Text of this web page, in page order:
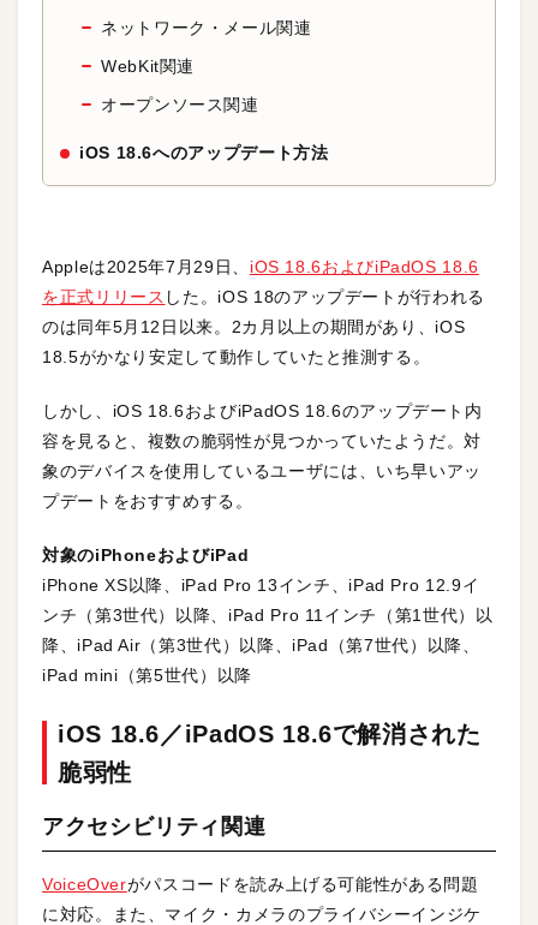
ネットワーク・メール関連
WebKit関連
オープンソース関連
iOS 18.6へのアップデート方法
Appleは2025年7月29日、 iOS 18.6およびiPadOS 18.6
を正式リリース した。iOS 18のアップデートが行われる
のは同年5月12日以来。2カ月以上の期間があり、iOS
18.5がかなり安定して動作していたと推測する。
しかし、iOS 18.6およびiPadOS 18.6のアップデート内
容を見ると、複数の脆弱性が見つかっていたようだ。対
象のデバイスを使用しているユーザには、いち早いアッ
プデートをおすすめする。
対象のiPhoneおよびiPad
iPhone XS以降、iPad Pro 13インチ、iPad Pro 12.9イ
ンチ（第3世代）以降、iPad Pro 11インチ（第1世代）以
降、iPad Air（第3世代）以降、iPad（第7世代）以降、
iPad mini（第5世代）以降
iOS 18.6／iPadOS 18.6で解消された
脆弱性
アクセシビリティ関連
VoiceOverがパスコードを読み上げる可能性がある問題
に対応。また、マイク・カメラのプライバシーインジケ